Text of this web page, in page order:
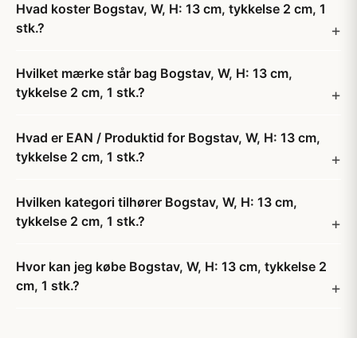
Hvad koster Bogstav, W, H: 13 cm, tykkelse 2 cm, 1
stk.?
Hvilket mærke står bag Bogstav, W, H: 13 cm,
tykkelse 2 cm, 1 stk.?
Hvad er EAN / Produktid for Bogstav, W, H: 13 cm,
tykkelse 2 cm, 1 stk.?
Hvilken kategori tilhører Bogstav, W, H: 13 cm,
tykkelse 2 cm, 1 stk.?
Hvor kan jeg købe Bogstav, W, H: 13 cm, tykkelse 2
cm, 1 stk.?